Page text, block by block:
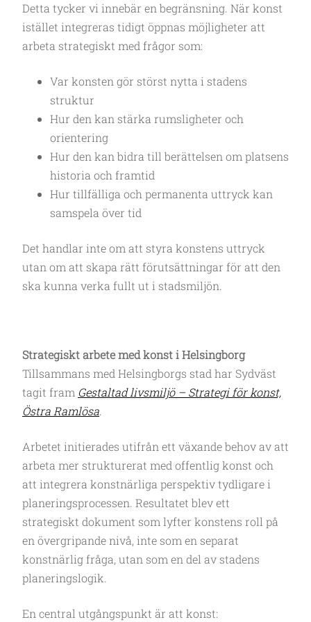
Detta tycker vi innebär en begränsning. När konst
istället integreras tidigt öppnas möjligheter att
arbeta strategiskt med frågor som:
Var konsten gör störst nytta i stadens
struktur
Hur den kan stärka rumsligheter och
orientering
Hur den kan bidra till berättelsen om platsens
historia och framtid
Hur tillfälliga och permanenta uttryck kan
samspela över tid
Det handlar inte om att styra konstens uttryck
utan om att skapa rätt förutsättningar för att den
ska kunna verka fullt ut i stadsmiljön.
Strategiskt arbete med konst i Helsingborg
Tillsammans med Helsingborgs stad har Sydväst
tagit fram Gestaltad livsmiljö – Strategi för konst,
Östra Ramlösa.
Arbetet initierades utifrån ett växande behov av att
arbeta mer strukturerat med offentlig konst och
att integrera konstnärliga perspektiv tydligare i
planeringsprocessen. Resultatet blev ett
strategiskt dokument som lyfter konstens roll på
en övergripande nivå, inte som en separat
konstnärlig fråga, utan som en del av stadens
planeringslogik.
En central utgångspunkt är att konst: